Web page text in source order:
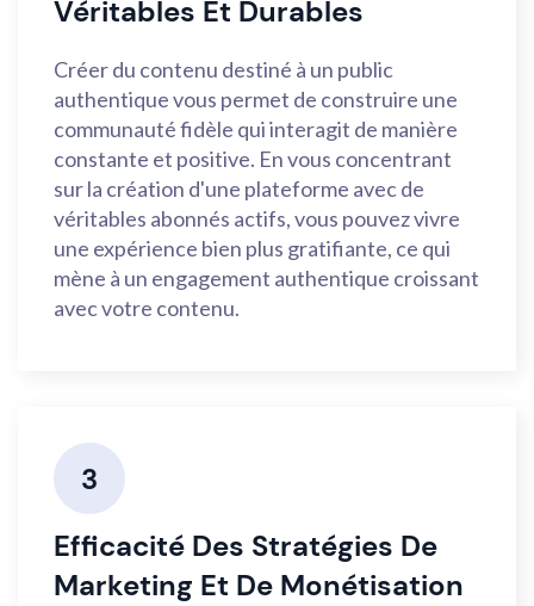
Véritables Et Durables
Créer du contenu destiné à un public
authentique vous permet de construire une
communauté fidèle qui interagit de manière
constante et positive. En vous concentrant
sur la création d'une plateforme avec de
véritables abonnés actifs, vous pouvez vivre
une expérience bien plus gratifiante, ce qui
mène à un engagement authentique croissant
avec votre contenu.
3
Efficacité Des Stratégies De
Marketing Et De Monétisation